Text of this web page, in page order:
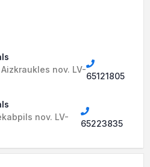
nov. LV-
65121805
nov. LV-
65223835